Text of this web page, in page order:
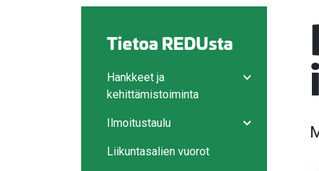
Tietoa REDUsta
Hankkeet ja
kehittämistoiminta
Avaa/sulje
Ilmoitustaulu
Liikuntasalien vuorot